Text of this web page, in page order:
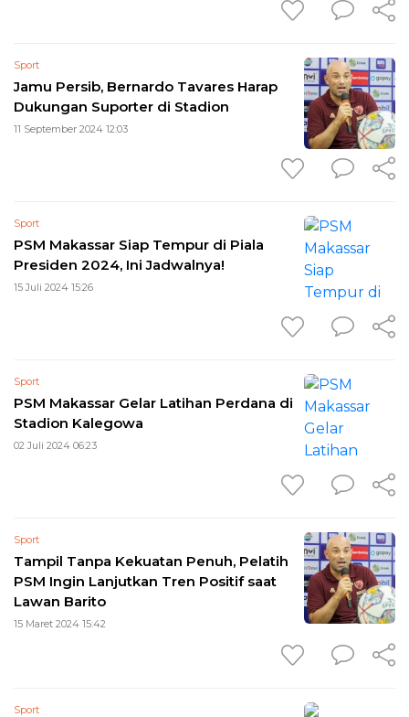
Sport
Jamu Persib, Bernardo Tavares Harap
Dukungan Suporter di Stadion
11 September 2024 12:03
Sport
PSM Makassar Siap Tempur di Piala
Presiden 2024, Ini Jadwalnya!
15 Juli 2024 15:26
Sport
PSM Makassar Gelar Latihan Perdana di
Stadion Kalegowa
02 Juli 2024 06:23
Sport
Tampil Tanpa Kekuatan Penuh, Pelatih
PSM Ingin Lanjutkan Tren Positif saat
Lawan Barito
15 Maret 2024 15:42
Sport